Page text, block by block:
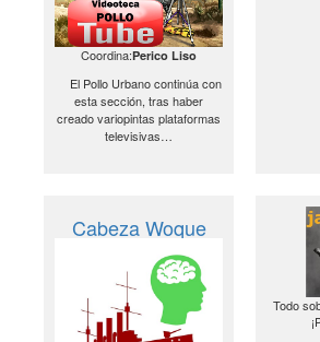
Coordina:Perico Liso
El Pollo Urbano continúa con
esta sección, tras haber
creado variopintas plataformas
televisivas…
Cabeza Woque
Todo